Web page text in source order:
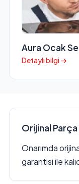
Aura Ocak
Detaylı bilgi →
Orijinal
Onarımda
garantisi ile